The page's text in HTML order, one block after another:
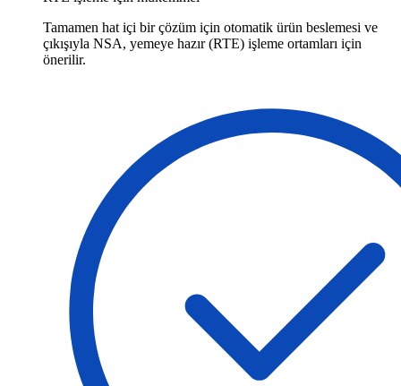
Tamamen hat içi bir çözüm için otomatik ürün beslemesi ve
çıkışıyla NSA, yemeye hazır (RTE) işleme ortamları için
önerilir.